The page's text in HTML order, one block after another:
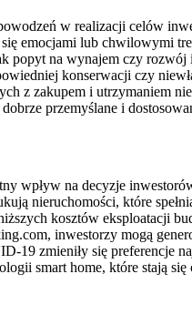
w realizacji celów
emocjami lub chwilowymi
popyt na wynajem czy
konserwacji czy
zakupem i utrzymaniem
przemyślane i
wpływ na decyzje
nieruchomości, które
kosztów eksploatacji
inwestorzy mogą
zmieniły się preferencje
smart home, które stają